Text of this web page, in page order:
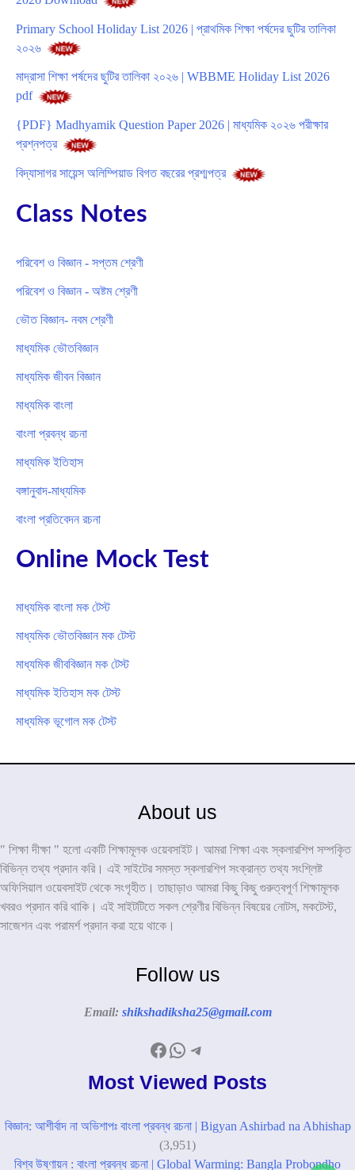
Primary School Holiday List 2026 | প্রাথমিক শিক্ষা পর্ষদের ছুটির তালিকা
২০২৬
মাদ্রাসা শিক্ষা পর্ষদের ছুটির তালিকা ২০২৬ | WBBME Holiday List 2026
pdf
{PDF} Madhyamik Question Paper 2026 | মাধ্যমিক ২০২৬ পরীক্ষার
প্রশ্নপত্র
বিদ্যাসাগর সায়েন্স অলিম্পিয়াড বিগত বছরের প্রশ্মপত্র
Class Notes
পরিবেশ ও বিজ্ঞান - সপ্তম শ্রেণী
পরিবেশ ও বিজ্ঞান - অষ্টম শ্রেণী
ভৌত বিজ্ঞান- নবম শ্রেণী
মাধ্যমিক ভৌতবিজ্ঞান
মাধ্যমিক জীবন বিজ্ঞান
মাধ্যমিক বাংলা
বাংলা প্রবন্ধ রচনা
মাধ্যমিক ইতিহাস
বঙ্গানুবাদ-মাধ্যমিক
বাংলা প্রতিবেদন রচনা
Online Mock Test
মাধ্যমিক বাংলা মক টেস্ট
মাধ্যমিক ভৌতবিজ্ঞান মক টেস্ট
মাধ্যমিক জীববিজ্ঞান মক টেস্ট
মাধ্যমিক ইতিহাস মক টেস্ট
মাধ্যমিক ভূগোল মক টেস্ট
About us
" শিক্ষা দীক্ষা " হলো একটি শিক্ষামূলক ওয়েবসাইট। আমরা শিক্ষা এবং স্কলারশিপ সম্পকৃিত
বিভিন্ন তথ্য প্রদান করি। এই সাইটের সমস্ত স্কলারশিপ সংক্রান্ত তথ্য সংশ্লিষ্ট
অফিসিয়াল ওয়েবসাইট থেকে সংগৃহীত। তাছাড়াও আমরা কিছু কিছু গুরুত্বপূর্ণ শিক্ষামূলক
খবরও প্রদান করি থাকি। এই সাইটটিতে সকল শ্রেণীর বিভিন্ন বিষয়ের নোটস, মকটেস্ট,
সাজেশন এবং পরামর্শ প্রদান করা হয়ে থাকে।
Follow us
Email: shikshadiksha25@gmail.com
Facebook
WhatsApp
Telegram
Most Viewed Posts
বিজ্ঞান: আশীর্বাদ না অভিশাপঃ বাংলা প্রবন্ধ রচনা | Bigyan Ashirbad na Abhishap
(3,951)
বিশ্ব উষ্ণায়ন : বাংলা প্রবন্ধ রচনা | Global Warming: Bangla Probondho